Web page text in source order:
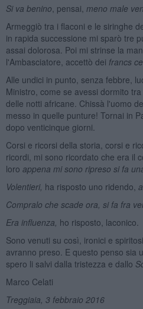
Si va benino , pensai, meno male
Armeggiò tra i flaconi e le siringhe
in rapida successione mi sparò tre
assai dolorosa. Poi mi strinse la
l'Ambasciatore, accettò dei francs
Alle undici in punto, senza febbre,
Ministro, come se avessi dormito
delle notti africane. Chissà l'uomo
messo in quelle punture! Tornai in
dopo venticinque giorni.
Corsi e ricorsi della storia, corsi e
ricordi, mi sono ricordato che era il
loro appena mi sono ripreso si fa
Volentieri, ha risposto uno ridendo,
Compralo che scade ora, si fa fra
Era influenza, ho risposto, laconico.
Sono venuti su così, ironici e
avranno preso. E questo penso sia
spero li salvi dalla tristezza e dallo
Marco Celati
Treggiaia, 3 febbraio 2016